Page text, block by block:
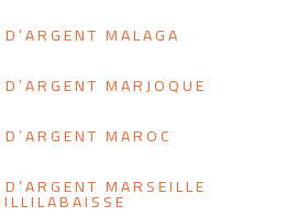
MALAGA
MARJOQUE
MAROC
MARSEILLE